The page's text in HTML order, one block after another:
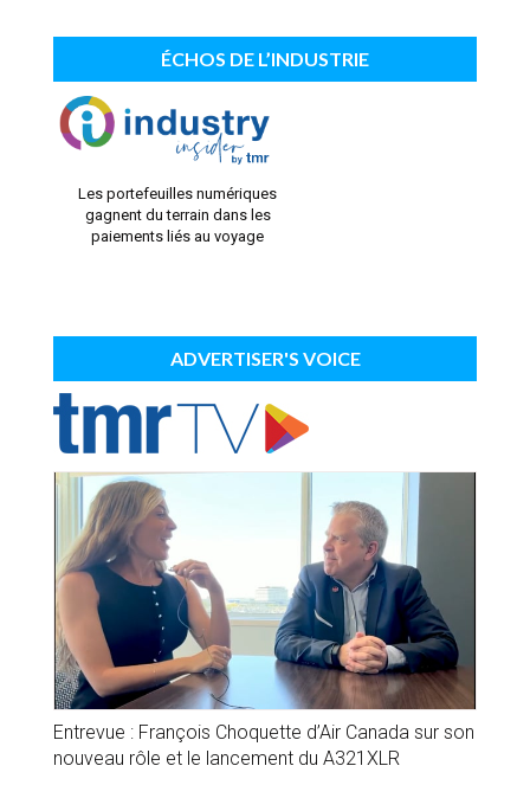
ÉCHOS DE L’INDUSTRIE
Les portefeuilles numériques
gagnent du terrain dans les
paiements liés au voyage
ADVERTISER'S VOICE
Entrevue : François Choquette d’Air Canada sur son
nouveau rôle et le lancement du A321XLR